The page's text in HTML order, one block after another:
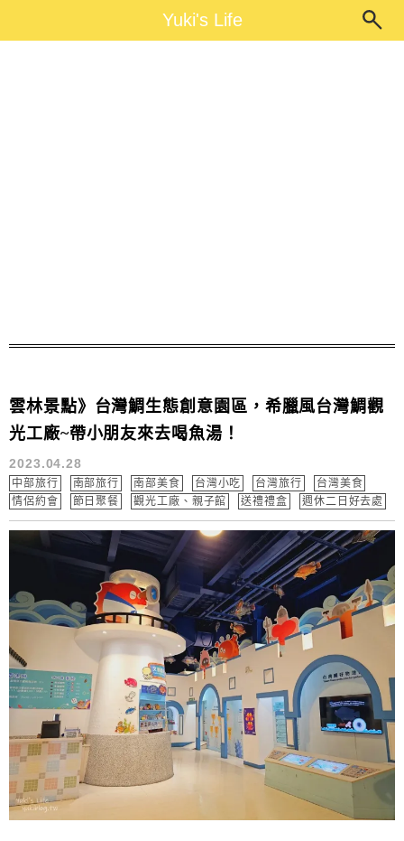
Yuki's LifeYuki's Life
雲林景點》台灣鯛生態創意園區，希臘風台灣鯛觀
光工廠~帶小朋友來去喝魚湯！
2023.04.28
中部旅行 南部旅行 南部美食 台灣小吃 台灣旅行
台灣美食
情侶約會
節日聚餐 觀光工廠、親子館 送禮禮盒 週休二日好去處